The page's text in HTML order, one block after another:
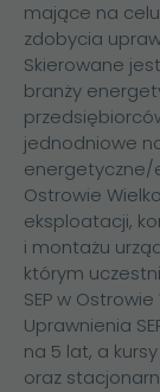
mające na
zdobycia
Skierowane
branży
jednodniowe
energetyczne/
Ostrowie
eksploatacji,
i montażu
którym
SEP w
Uprawnienia
na 5 lat, a
oraz